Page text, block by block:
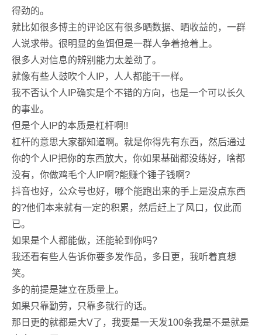
得劲的。
就比如很多博主的评论区有很多晒数据、晒收益的，一群
人说求带。很明显的鱼饵但是一群人争着抢着上。
很多人对信息的辨别能力太差劲了。
就像有些人鼓吹个人IP，人人都能干一样。
我不否认个人IP确实是个不错的方向，也是一个可以长久
的事业。
但是个人IP的本质是杠杆啊!!
杠杆的意思大家都知道啊。就是你得先有东西，然后通过
你的个人IP把你的东西放大，你如果基础都没练好，啥都
没有，你做鸡毛个人IP啊?能赚个锤子钱啊?
抖音也好，公众号也好，哪个能跑出来的手上是没点东西
的?他们本来就有一定的积累，然后赶上了风口，仅此而
已。
如果是个人都能做，还能轮到你吗?
我还看有些人告诉你要多发作品，多日更，我听着真想
笑。
多的前提是建立在质量上。
如果只靠勤劳，只靠多就行的话。
那日更的就都是大V了，我要是一天发100条我是不是就是